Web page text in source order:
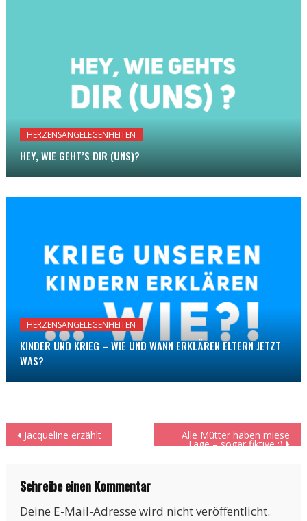
HERZENSANGELEGENHEITEN
HEY, WIE GEHT’S DIR (UNS)?
HERZENSANGELEGENHEITEN
KINDER UND KRIEG – WIE UND WANN ERKLÄREN ELTERN JETZT
WAS?
Beitragsnavigation
Jacqueline erzählt Alle Mütter haben miese
Tage – sogar fiktive ;)
Schreibe einen Kommentar
Deine E-Mail-Adresse wird nicht veröffentlicht.